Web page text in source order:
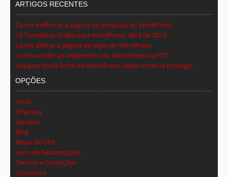
ARTIGOS RECENTES
Como melhorar a página de pesquisa do WordPress
15 Templates Grátis para WordPress, Abril de 2013
Como alterar a página de login do WordPress
Como aceder ao alojamento do WordPress via FTP
Ataques brute force no WordPress, saiba como se proteger
OPÇÕES
Início
Empresa
Serviços
Blog
Mapa do Site
Livro de Reclamações
Termos e Condições
Contactos